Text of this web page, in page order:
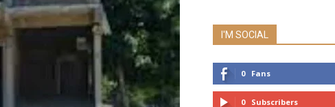
I'M SOCIAL
0 Fans
0 Subscribers